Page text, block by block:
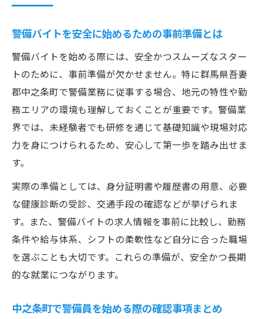
警備バイトを安全に始めるための事前準備とは
警備バイトを始める際には、安全かつスムーズなスター
トのために、事前準備が欠かせません。特に群馬県吾妻
郡中之条町で警備業務に従事する場合、地元の特性や勤
務エリアの環境も理解しておくことが重要です。警備業
界では、未経験者でも研修を通じて基礎知識や現場対応
力を身につけられるため、安心して第一歩を踏み出せま
す。
実際の準備としては、身分証明書や履歴書の用意、必要
な健康診断の受診、交通手段の確認などが挙げられま
す。また、警備バイトの求人情報を事前に比較し、勤務
条件や給与体系、シフトの柔軟性など自分に合った職場
を選ぶことも大切です。これらの準備が、安全かつ長期
的な就業につながります。
中之条町で警備員を始める際の確認事項まとめ